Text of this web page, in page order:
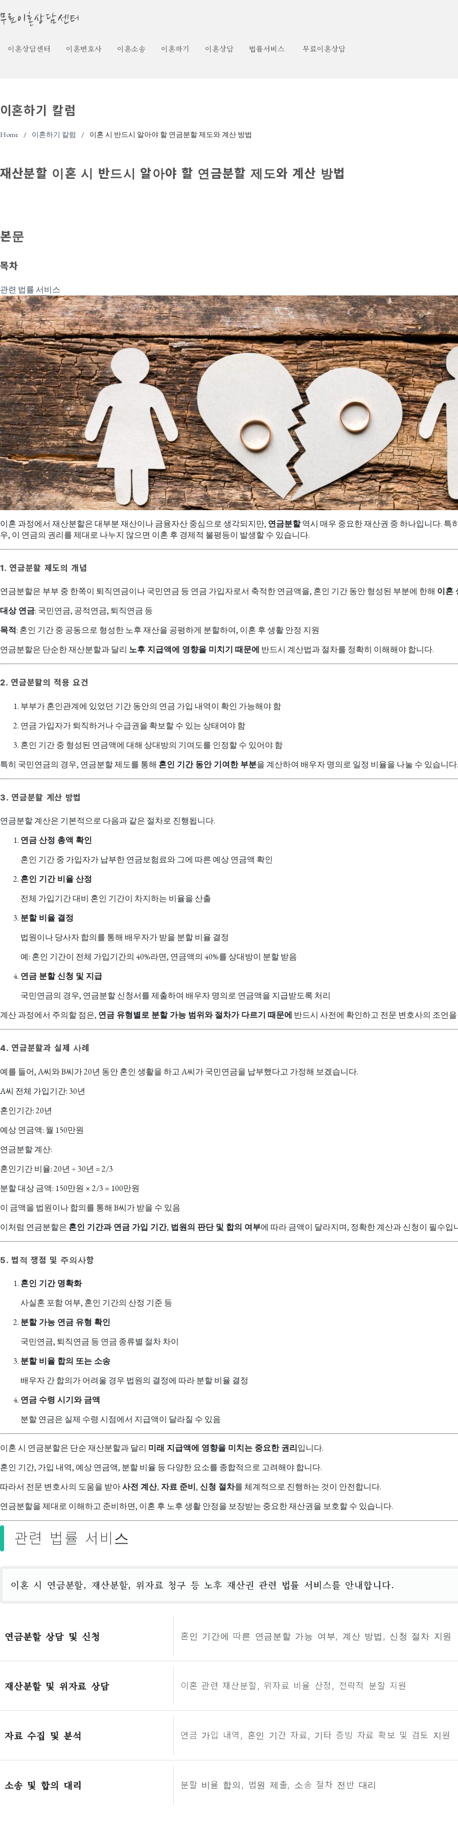
무료이혼상담센터
이혼상담센터 이혼변호사 이혼소송 이혼하기 이혼상담 법률서비스 무료이혼상담
이혼하기 칼럼
Home 이혼하기 칼럼 이혼 시 반드시 알아야 할 연금분할 제도와 계산 방법
재산분할 이혼 시 반드시 알아야 할 연금분할 제도와 계산 방법
본문
목차
관련 법률 서비스
이혼 과정에서 재산분할은 대부분 재산이나 금융자산 중심으로 생각되지만, 연금분할역시 매우 중요한 재산권 중 하나입니다. 특
우, 이 연금의 권리를 제대로 나누지 않으면 이혼 후 경제적 불평등이 발생할 수 있습니다.
1. 연금분할 제도의 개념
연금분할은 부부 중 한쪽이 퇴직연금이나 국민연금 등 연금 가입자로서 축적한 연금액을, 혼인 기간 동안 형성된 부분에 한해 이혼
대상 연금: 국민연금, 공적연금, 퇴직연금 등
목적: 혼인 기간 중 공동으로 형성한 노후 재산을 공평하게 분할하여, 이혼 후 생활 안정 지원
연금분할은 단순한 재산분할과 달리 노후 지급액에 영향을 미치기 때문에 반드시 계산법과 절차를 정확히 이해해야 합니다.
2. 연금분할의 적용 요건
부부가 혼인관계에 있었던 기간 동안의 연금 가입 내역이 확인 가능해야 함
연금 가입자가 퇴직하거나 수급권을 확보할 수 있는 상태여야 함
혼인 기간 중 형성된 연금액에 대해 상대방의 기여도를 인정할 수 있어야 함
특히 국민연금의 경우, 연금분할 제도를 통해 혼인 기간 동안 기여한 부분을 계산하여 배우자 명의로 일정 비율을 나눌 수 있습니다.
3. 연금분할 계산 방법
연금분할 계산은 기본적으로 다음과 같은 절차로 진행됩니다.
연금 산정 총액 확인
혼인 기간 중 가입자가 납부한 연금보험료와 그에 따른 예상 연금액 확인
혼인 기간 비율 산정
전체 가입기간 대비 혼인 기간이 차지하는 비율을 산출
분할 비율 결정
법원이나 당사자 합의를 통해 배우자가 받을 분할 비율 결정
예: 혼인 기간이 전체 가입기간의 40%라면, 연금액의 40%를 상대방이 분할 받음
연금 분할 신청 및 지급
국민연금의 경우, 연금분할 신청서를 제출하여 배우자 명의로 연금액을 지급받도록 처리
계산 과정에서 주의할 점은, 연금 유형별로 분할 가능 범위와 절차가 다르기 때문에 반드시 사전에 확인하고 전문 변호사의 조언
4. 연금분할과 실제 사례
예를 들어, A씨와 B씨가 20년 동안 혼인 생활을 하고 A씨가 국민연금을 납부했다고 가정해 보겠습니다.
A씨 전체 가입기간: 30년
혼인기간: 20년
예상 연금액: 월 150만원
연금분할 계산:
혼인기간 비율: 20년 ÷ 30년 = 2/3
분할 대상 금액: 150만원 × 2/3 = 100만원
이 금액을 법원이나 합의를 통해 B씨가 받을 수 있음
이처럼 연금분할은 혼인 기간과 연금 가입 기간, 법원의 판단 및 합의 여부에 따라 금액이 달라지며, 정확한 계산과 신청이 필수입
5. 법적 쟁점 및 주의사항
혼인 기간 명확화
사실혼 포함 여부, 혼인 기간의 산정 기준 등
분할 가능 연금 유형 확인
국민연금, 퇴직연금 등 연금 종류별 절차 차이
분할 비율 합의 또는 소송
배우자 간 합의가 어려울 경우 법원의 결정에 따라 분할 비율 결정
연금 수령 시기와 금액
분할 연금은 실제 수령 시점에서 지급액이 달라질 수 있음
이혼 시 연금분할은 단순 재산분할과 달리 미래 지급액에 영향을 미치는 중요한 권리입니다.
혼인 기간, 가입 내역, 예상 연금액, 분할 비율 등 다양한 요소를 종합적으로 고려해야 합니다.
따라서 전문 변호사의 도움을 받아사전 계산, 자료 준비, 신청 절차를 체계적으로 진행하는 것이 안전합니다.
연금분할을 제대로 이해하고 준비하면, 이혼 후 노후 생활 안정을 보장받는 중요한 재산권을 보호할 수 있습니다.
관련 법률 서비스
이혼 시 연금분할, 재산분할, 위자료 청구 등 노후 재산권 관련 법률 서비스를 안내합니다.
연금분할 상담 및 신청 혼인 기간에 따른 연금분할 가능 여부, 계산 방법, 신청 절차 지원
재산분할 및 위자료 상담 이혼 관련 재산분할, 위자료 비율 산정, 전략적 분할 지원
자료 수집 및 분석 연금 가입 내역, 혼인 기간 자료, 기타 증빙 자료 확보 및 검토 지원
소송 및 합의 대리 분할 비율 합의, 법원 제출, 소송 절차 전반 대리